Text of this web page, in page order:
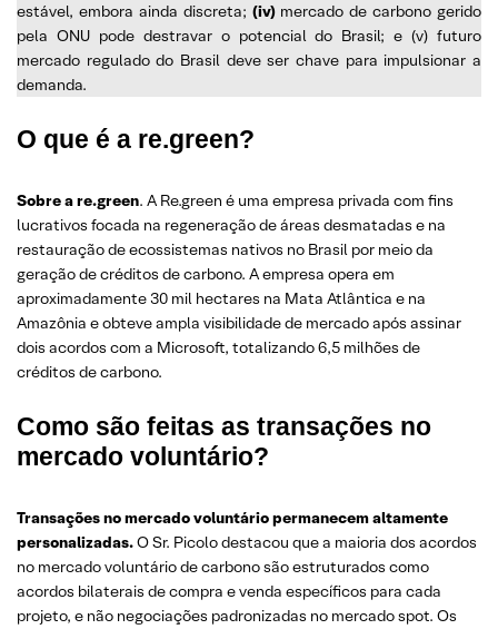
estável, embora ainda discreta; (iv) mercado de carbono gerido
pela ONU pode destravar o potencial do Brasil; e (v) futuro
mercado regulado do Brasil deve ser chave para impulsionar a
demanda.
O que é a re.green?
Sobre a re.green. A Re.green é uma empresa privada com fins
lucrativos focada na regeneração de áreas desmatadas e na
restauração de ecossistemas nativos no Brasil por meio da
geração de créditos de carbono. A empresa opera em
aproximadamente 30 mil hectares na Mata Atlântica e na
Amazônia e obteve ampla visibilidade de mercado após assinar
dois acordos com a Microsoft, totalizando 6,5 milhões de
créditos de carbono.
Como são feitas as transações no
mercado voluntário?
Transações no mercado voluntário permanecem altamente
personalizadas.O Sr. Picolo destacou que a maioria dos acordos
no mercado voluntário de carbono são estruturados como
acordos bilaterais de compra e venda específicos para cada
projeto, e não negociações padronizadas no mercado spot. Os